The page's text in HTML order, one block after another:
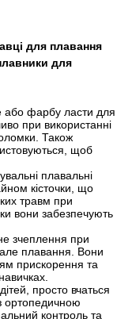
для плавання
для
або фарбу ласти для
при використанні
Також
щоб
плавальні
кісточки, що
травм при
вони забезпечують
зчеплення при
плавання. Вони
прискорення та
просто вчаться
ортопедичною
контроль та